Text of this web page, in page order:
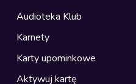
Audioteka Klub
Karnety
Karty upominkowe
Aktywuj kartę